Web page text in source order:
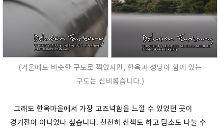
(겨울에도 비슷한 구도로 찍었지만, 한옥과 성당이 함께 있는
구도는 신비롭습니다.)
그래도 한옥마을에서 가장 고즈넉함을 느낄 수 있었던 곳이
경기전이 아니었나 싶습니다. 천천히 산책도 하고 담소도 나눌 수